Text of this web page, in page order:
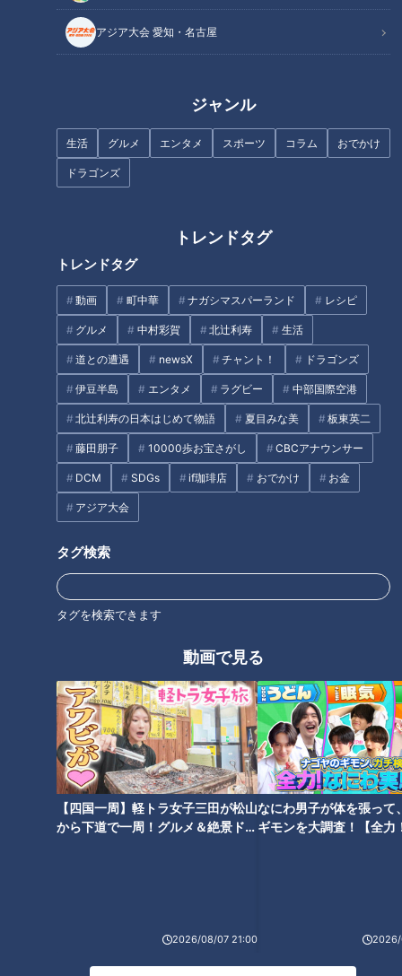
アジア大会 愛知・名古屋
ジャンル
生活 グルメ エンタメ スポーツ コラム おでかけ
ドラゴンズ
トレンドタグ
トレンドタグ
動画 町中華 ナガシマスパーランド レシピ
グルメ 中村彩賀 北辻利寿 生活
道との遭遇 newsX チャント！ ドラゴンズ
伊豆半島 エンタメ ラグビー 中部国際空港
北辻利寿の日本はじめて物語 夏目みな美 板東英二
藤田朋子 10000歩お宝さがし CBCアナウンサー
DCM SDGs if珈琲店 おでかけ お金
アジア大会
タグ検索
タグを検索できます
動画で見る
【四国一周】軽トラ女子三田が松山
から下道で一周！グルメ＆絶景ドラ
2026/08/07 21:00
なにわ男子が体を張って
ギモンを大調査！【全力
2026/
【道マニア】[東京・銀座] 川を
橋ごと埋めた道【道との遭遇】
を辿って「渋谷城」「本当の原
宿」へ【道との遭遇】
遇】
道幅ギリギリすぎる・・・険道
走ってみたら【県道755号】
千葉の坑道で一同迷子に！？壁
に書かれた謎の文章の意味は？
エンタメ ミキ 道との遭遇
番組紹介
道との遭遇
「道との遭遇」動画
ミキがミチに出会うバラエティ！全国のユニークな「道」を変化球
11:56から放送。見逃し配信あり。
ホームページ
番組サイト
最新話の見逃し配信はこちら